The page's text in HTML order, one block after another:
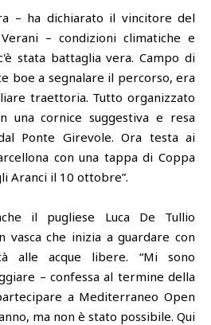
– ha dichiarato il vincitore del
– condizioni climatiche e
stata battaglia vera. Campo di
boe a segnalare il percorso, era
traettoria. Tutto organizzato
una cornice suggestiva e resa
Ponte Girevole. Ora testa ai
con una tappa di Coppa
Aranci il 10 ottobre”.
il pugliese Luca De Tullio
vasca che inizia a guardare con
alle acque libere. “Mi sono
– confessa al termine della
a Mediterraneo Open
ma non è stato possibile. Qui